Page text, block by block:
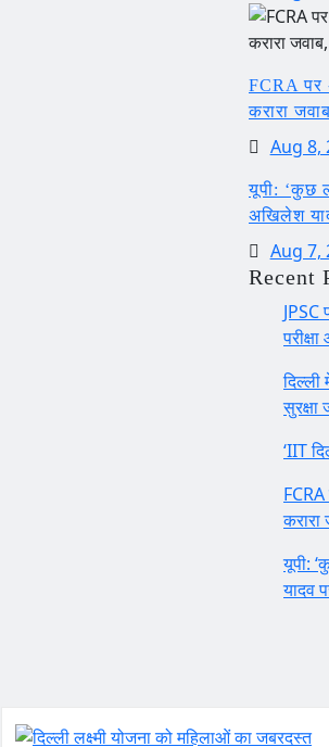
FCRA पर
करारा
Aug 8,
यूपी: ‘कुछ
अखिलेश
Aug 7,
Recent
JPSC
‘IIT
यूपी:
यादव